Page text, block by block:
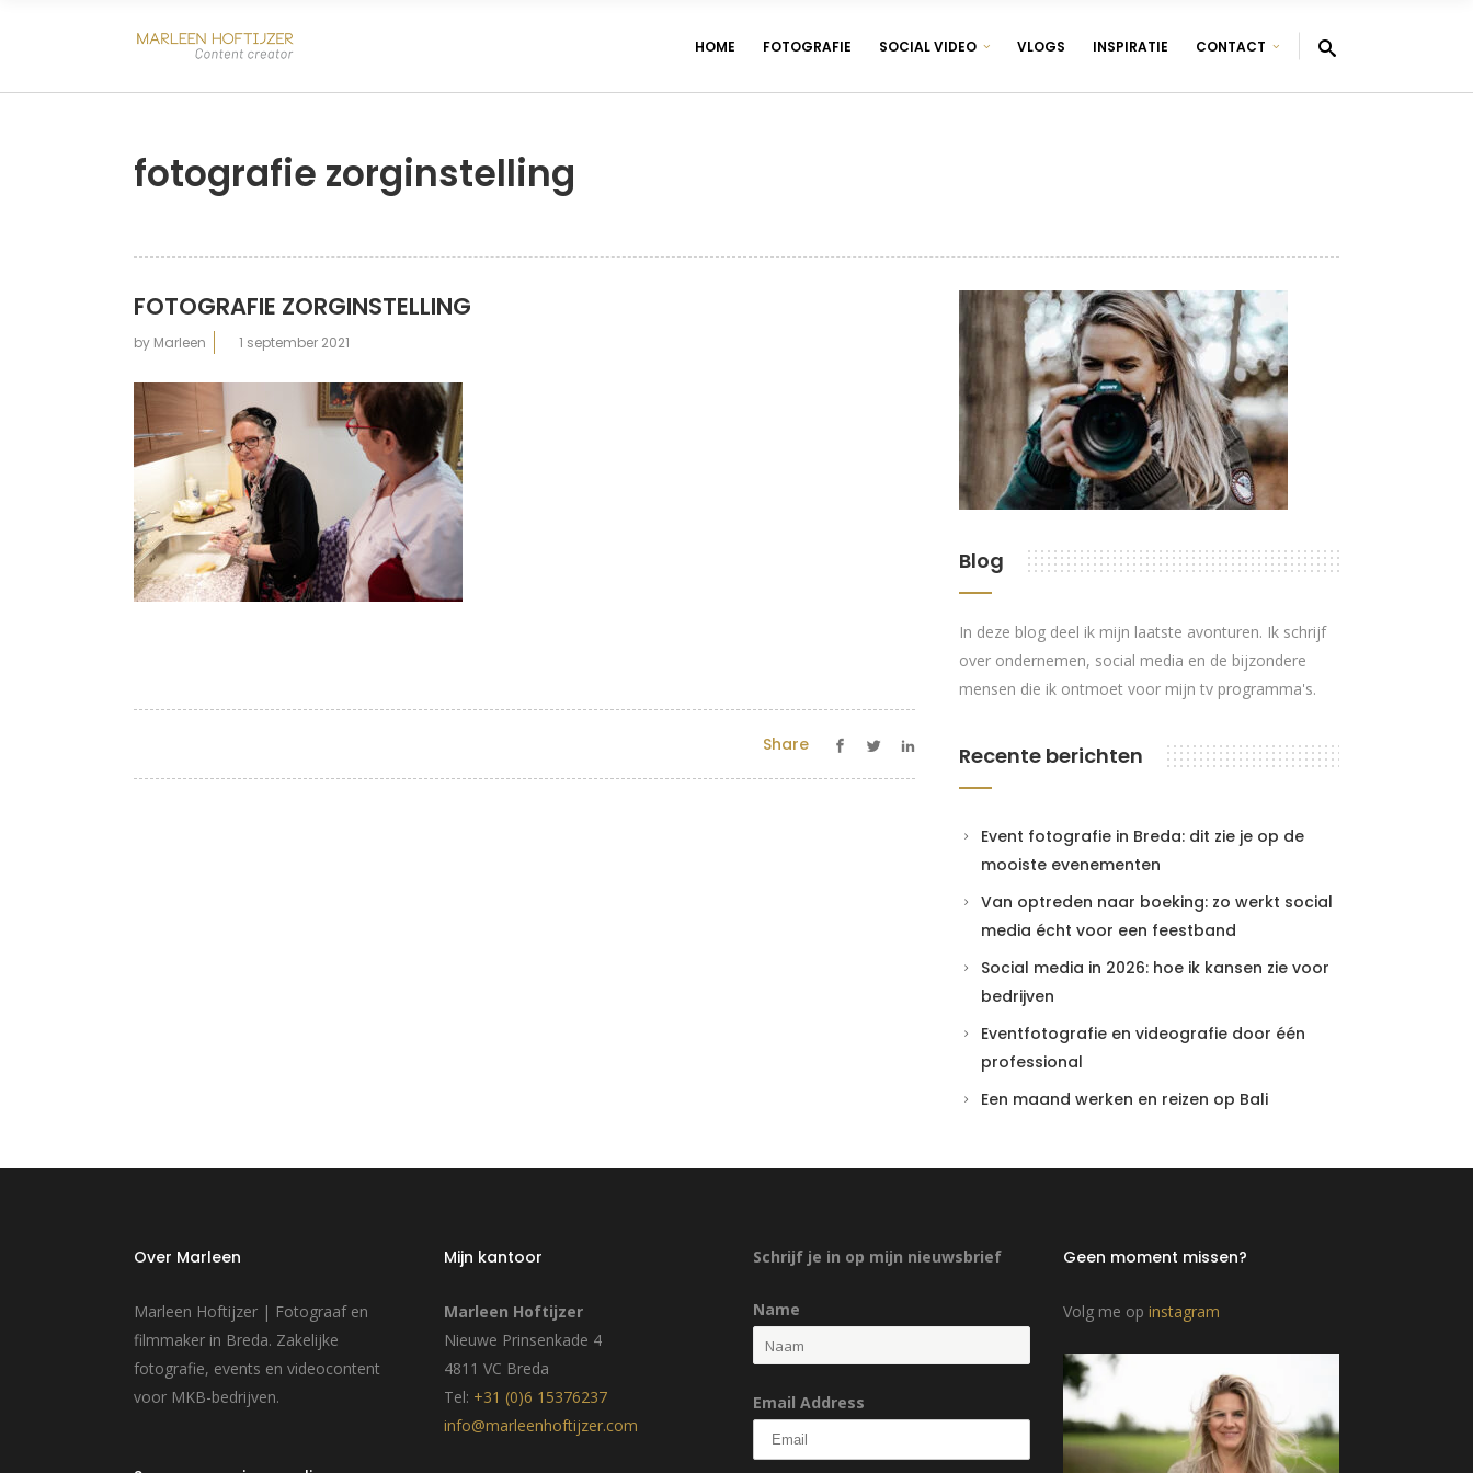
HOME FOTOGRAFIE SOCIAL VIDEO VLOGS INSPIRATIE CONTACT
fotografie zorginstelling
FOTOGRAFIE ZORGINSTELLING
by Marleen 1 september 2021
Share
Blog
In deze blog deel ik mijn laatste avonturen. Ik schrijf
over ondernemen, social media en de bijzondere
mensen die ik ontmoet voor mijn tv programma's.
Recente berichten
Event fotografie in Breda: dit zie je op de
mooiste evenementen
Van optreden naar boeking: zo werkt social
media écht voor een feestband
Social media in 2026: hoe ik kansen zie voor
bedrijven
Eventfotografie en videografie door één
professional
Een maand werken en reizen op Bali
Over Marleen
Marleen Hoftijzer | Fotograaf en
filmmaker in Breda. Zakelijke
fotografie, events en videocontent
voor MKB-bedrijven.
Mijn kantoor
Marleen Hoftijzer
Nieuwe Prinsenkade 4
4811 VC Breda
Tel: +31 (0)6 15376237
info@marleenhoftijzer.com
Schrijf je in op mijn nieuwsbrief
Name
Email Address
Geen moment missen?
Volg me op instagram